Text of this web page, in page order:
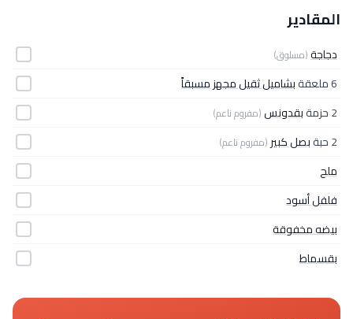
المقادير
دجاجة(مسلوق)
6 ملعقة
بشاميل ثقيل مجهز مسبقاً
2 حزمة
بقدونس(مفروم ناعم)
2 حبة بصل كبير (مفروم ناعم)
ملح
فلفل أسود
بيضه مخفوقة
بقسماط